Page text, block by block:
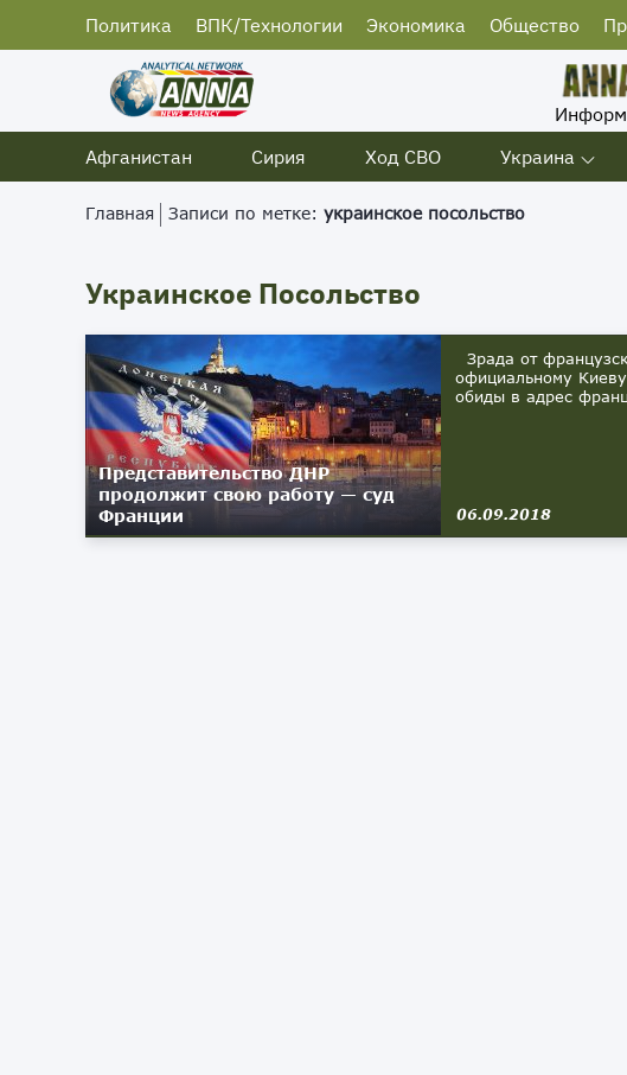
Политика ВПК/Технологии Экономика Общество
Афганистан
Сирия Ход СВО Украина
Главная Записи по метке: украинское посольство
Украинское Посольство
Представительство ДНР
продолжит свою работу — суд
Франции
Зрада от
официальному
обиды в адрес
06.09.2018